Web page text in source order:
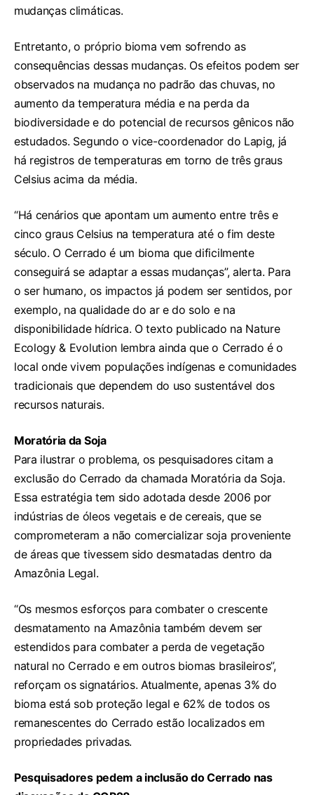
mudanças climáticas.
Entretanto, o próprio bioma vem sofrendo as
consequências dessas mudanças. Os efeitos podem ser
observados na mudança no padrão das chuvas, no
aumento da temperatura média e na perda da
biodiversidade e do potencial de recursos gênicos não
estudados. Segundo o vice-coordenador do Lapig, já
há registros de temperaturas em torno de três graus
Celsius acima da média.
“Há cenários que apontam um aumento entre três e
cinco graus Celsius na temperatura até o fim deste
século. O Cerrado é um bioma que dificilmente
conseguirá se adaptar a essas mudanças”, alerta. Para
o ser humano, os impactos já podem ser sentidos, por
exemplo, na qualidade do ar e do solo e na
disponibilidade hídrica. O texto publicado na Nature
Ecology & Evolution lembra ainda que o Cerrado é o
local onde vivem populações indígenas e comunidades
tradicionais que dependem do uso sustentável dos
recursos naturais.
Moratória da Soja
Para ilustrar o problema, os pesquisadores citam a
exclusão do Cerrado da chamada Moratória da Soja.
Essa estratégia tem sido adotada desde 2006 por
indústrias de óleos vegetais e de cereais, que se
comprometeram a não comercializar soja proveniente
de áreas que tivessem sido desmatadas dentro da
Amazônia Legal.
“Os mesmos esforços para combater o crescente
desmatamento na Amazônia também devem ser
estendidos para combater a perda de vegetação
natural no Cerrado e em outros biomas brasileiros”,
reforçam os signatários. Atualmente, apenas 3% do
bioma está sob proteção legal e 62% de todos os
remanescentes do Cerrado estão localizados em
propriedades privadas.
Pesquisadores pedem a inclusão do Cerrado nas